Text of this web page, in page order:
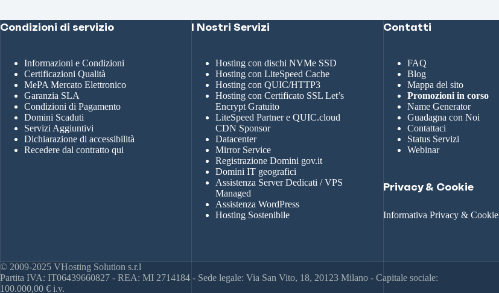
Condizioni di servizio
Informazioni e Condizioni
Certificazioni Qualità
MePA Mercato Elettronico
Garanzia SLA
Condizioni di Pagamento
Domini Scaduti
Servizi Aggiuntivi
Dichiarazione di accessibilità
Recedere dal contratto qui
I Nostri Servizi
Hosting con dischi NVMe SSD
Hosting con LiteSpeed Cache
Hosting con QUIC/HTTP3
Hosting con Certificato SSL Let’s
Encrypt Gratuito
LiteSpeed Partner e QUIC.cloud
CDN Sponsor
Datacenter
Mirror Service
Registrazione Domini gov.it
Domini IT geografici
Assistenza Server Dedicati / VPS
Managed
Assistenza WordPress
Hosting Sostenibile
Contatti
FAQ
Blog
Mappa del sito
Promozioni in corso
Name Generator
Guadagna con Noi
Contattaci
Status Servizi
Webinar
Privacy & Cookie
Informativa Privacy & Cookie
© 2009-2025 VHosting Solution s.r.l
Partita IVA: IT06439660827 - REA: MI 2714184 - Sede legale: Via San Vito, 18, 20123 Milano - Capitale sociale:
100.000,00 € i.v.